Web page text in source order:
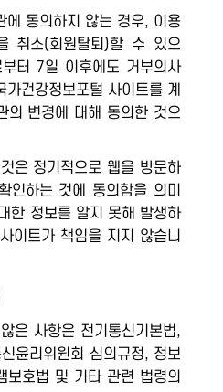
동의하지 않는 경우, 이용
취소(회원탈퇴)할 수 있으
터 7일 이후에도 거부의사
건강정보포털 사이트를 계
의 변경에 대해 동의한 것으
은 정기적으로 웹을 방문하
인하는 것에 동의함을 의미
한 정보를 알지 못해 발생하
이트가 책임을 지지 않습니
은 사항은 전기통신기본법,
윤리위원회 심의규정, 정보
보호법 및 기타 관련 법령의